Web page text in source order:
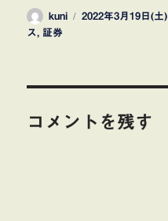
投
稿
kuni
投
2022年3月19日(土)
ス, 証券
コメントを残す